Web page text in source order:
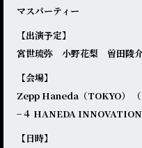
マスパーティー
【出演予定】
宮世琉弥 小野花梨 曽田
【会場】
Zepp Haneda（TOKYO） （
−４ HANEDA INNOVATION
【日時】